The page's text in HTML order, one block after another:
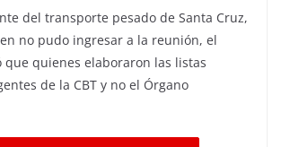
del transporte pesado de Santa Cruz,
no pudo ingresar a la reunión, el
que quienes elaboraron las listas
de la CBT y no el Órgano